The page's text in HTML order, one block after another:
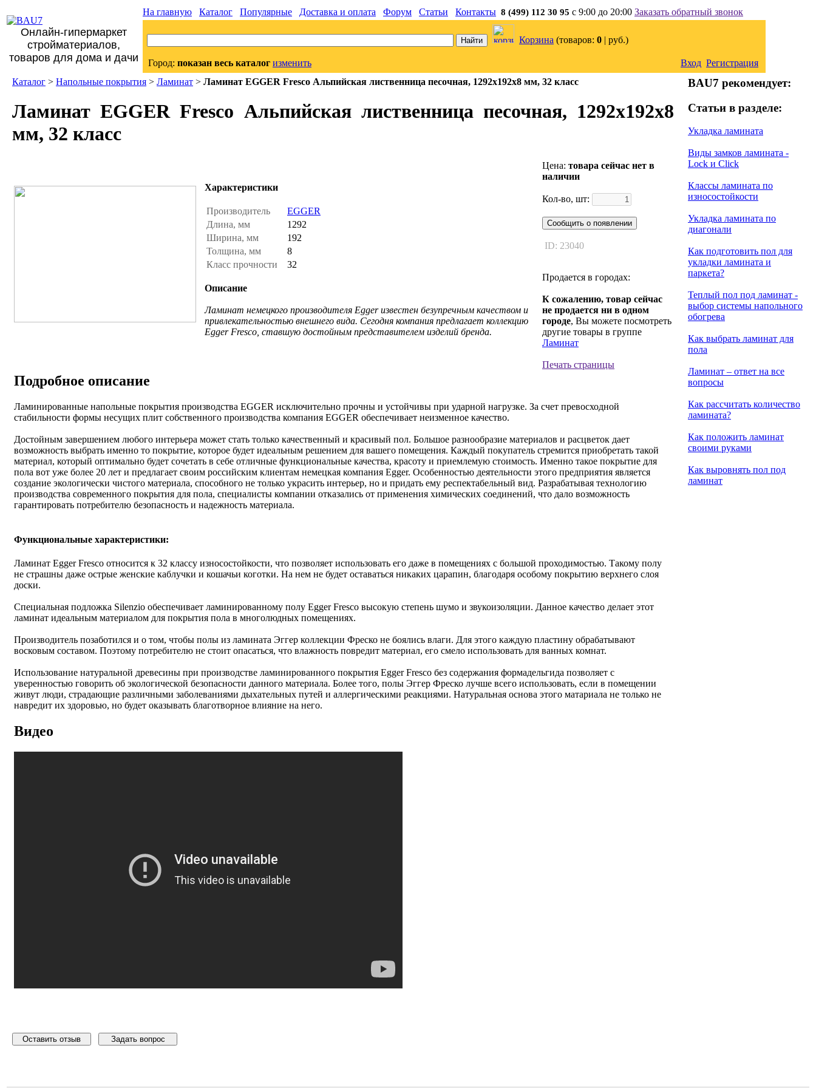
Онлайн-гипермаркет
стройматериалов,
товаров для дома и дачи
На главную Каталог Популярные Доставка и оплата Форум Статьи Контакты 8 (499) 112 30 95 с 9:00 до 20:00 Заказать обратный звонок
Корзина (товаров: 0 | руб.)
Город: показан весь каталог изменить Вход Регистрация
Каталог > Напольные покрытия > Ламинат > Ламинат EGGER Fresco Альпийская лиственница песочная, 1292х192х8 мм, 32 класс
Ламинат EGGER Fresco Альпийская лиственница песочная, 1292х192х8
мм, 32 класс
Характеристики
Производитель
EGGER
Длина, мм
1292
Ширина, мм
192
Толщина, мм
8
Класс прочности
32
Описание
Ламинат немецкого производителя Egger известен безупречным качеством и
привлекательностью внешнего вида. Сегодня компания предлагает коллекцию
Egger Fresco, ставшую достойным представителем изделий бренда.
Цена: товара сейчас нет в
наличии
Кол-во, шт:
Сообщить о появлении
ID: 23040
Продается в городах:
К сожалению, товар сейчас
не продается ни в одном
городе, Вы можете посмотреть
другие товары в группе
Ламинат
Печать страницы
Подробное описание
Ламинированные напольные покрытия производства EGGER исключительно прочны и устойчивы при ударной нагрузке. За счет превосходной
стабильности формы несущих плит собственного производства компания EGGER обеспечивает неизменное качество.
Достойным завершением любого интерьера может стать только качественный и красивый пол. Большое разнообразие материалов и расцветок дает
возможность выбрать именно то покрытие, которое будет идеальным решением для вашего помещения. Каждый покупатель стремится приобретать такой
материал, который оптимально будет сочетать в себе отличные функциональные качества, красоту и приемлемую стоимость. Именно такое покрытие для
пола вот уже более 20 лет и предлагает своим российским клиентам немецкая компания Egger. Особенностью деятельности этого предприятия является
создание экологически чистого материала, способного не только украсить интерьер, но и придать ему респектабельный вид. Разрабатывая технологию
производства современного покрытия для пола, специалисты компании отказались от применения химических соединений, что дало возможность
гарантировать потребителю безопасность и надежность материала.
Функциональные характеристики:
Ламинат Egger Fresco относится к 32 классу износостойкости, что позволяет использовать его даже в помещениях с большой проходимостью. Такому полу
не страшны даже острые женские каблучки и кошачьи коготки. На нем не будет оставаться никаких царапин, благодаря особому покрытию верхнего слоя
доски.
Специальная подложка Silenzio обеспечивает ламинированному полу Egger Fresco высокую степень шумо и звукоизоляции. Данное качество делает этот
ламинат идеальным материалом для покрытия пола в многолюдных помещениях.
Производитель позаботился и о том, чтобы полы из ламината Эггер коллекции Фреско не боялись влаги. Для этого каждую пластину обрабатывают
восковым составом. Поэтому потребителю не стоит опасаться, что влажность повредит материал, его смело использовать для ванных комнат.
Использование натуральной древесины при производстве ламинированного покрытия Egger Fresco без содержания формадельгида позволяет с
уверенностью говорить об экологической безопасности данного материала. Более того, полы Эггер Фреско лучше всего использовать, если в помещении
живут люди, страдающие различными заболеваниями дыхательных путей и аллергическими реакциями. Натуральная основа этого матариала не только не
навредит их здоровью, но будет оказывать благотворное влияние на него.
Видео
Оставить отзыв Задать вопрос
BAU7 рекомендует:
Статьи в разделе:
Укладка ламината
Виды замков ламината -
Lock и Click
Классы ламината по
износостойкости
Укладка ламината по
диагонали
Как подготовить пол для
укладки ламината и
паркета?
Теплый пол под ламинат -
выбор системы напольного
обогрева
Как выбрать ламинат для
пола
Ламинат – ответ на все
вопросы
Как рассчитать количество
ламината?
Как положить ламинат
своими руками
Как выровнять пол под
ламинат